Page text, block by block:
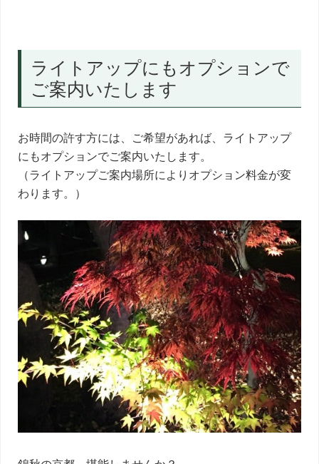
ライトアップにもオプションで
ご案内いたします
お時間の許す方には、ご希望があれば、ライトアップ
にもオプションでご案内いたします。
（ライトアップご案内場所によりオプション料金が変
わります。）